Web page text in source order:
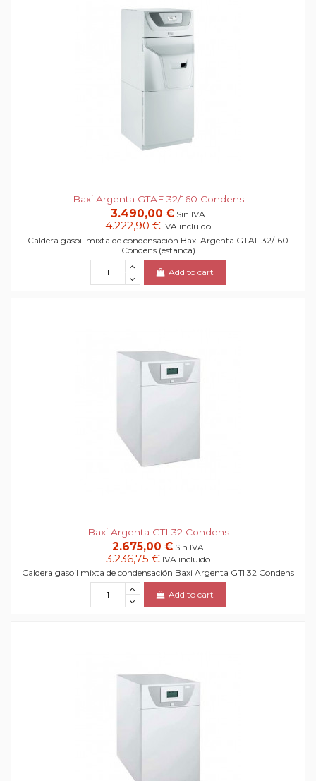
Baxi Argenta GTAF 32/160 Condens
3.490,00 € Sin IVA
4.222,90 € IVA incluido
Caldera gasoil mixta de condensación Baxi Argenta GTAF 32/160
Condens (estanca)
Add to cart
Baxi Argenta GTI 32 Condens
2.675,00 € Sin IVA
3.236,75 € IVA incluido
Caldera gasoil mixta de condensación Baxi Argenta GTI 32 Condens
Add to cart